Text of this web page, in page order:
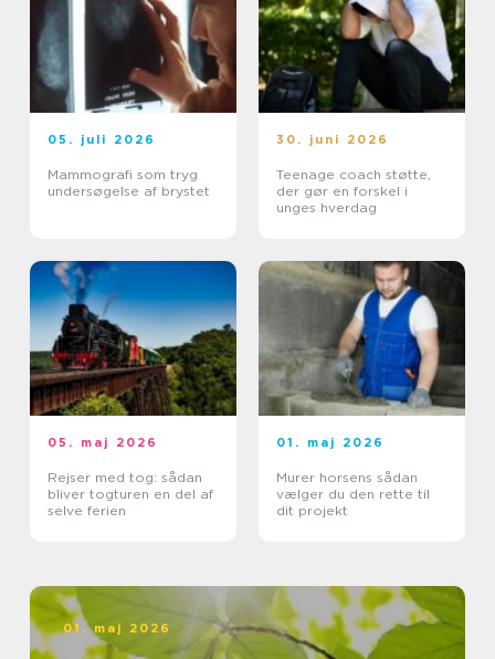
05. juli 2026
Mammografi som tryg
undersøgelse af brystet
30. juni 2026
Teenage coach støtte,
der gør en forskel i
unges hverdag
05. maj 2026
Rejser med tog: sådan
bliver togturen en del af
selve ferien
01. maj 2026
Murer horsens sådan
vælger du den rette til
dit projekt
01. maj 2026